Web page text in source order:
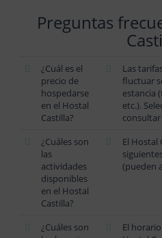
Preguntas
¿Cuál es el
precio de
hospedarse
en el Hostal
Castilla?
Las
fluctuar
estancia
etc.).
¿Cuáles son
las
actividades
disponibles
en el Hostal
Castilla?
El Hostal
(pueden
¿Cuáles son
El